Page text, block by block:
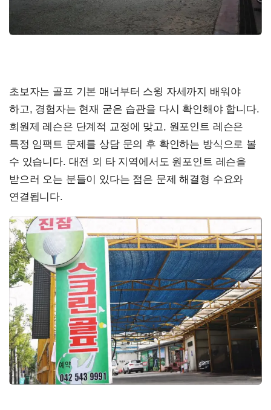
초보자는 골프 기본 매너부터 스윙 자세까지 배워야
하고, 경험자는 현재 굳은 습관을 다시 확인해야 합니다.
회원제 레슨은 단계적 교정에 맞고, 원포인트 레슨은
특정 임팩트 문제를 상담 문의 후 확인하는 방식으로 볼
수 있습니다. 대전 외 타 지역에서도 원포인트 레슨을
받으러 오는 분들이 있다는 점은 문제 해결형 수요와
연결됩니다.